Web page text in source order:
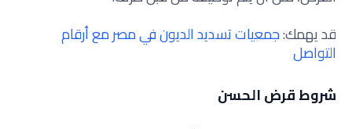
قد يهمك:جمعيات تسديد الديون في مصر مع أرقام
التواصل
شروط قرض الحسن